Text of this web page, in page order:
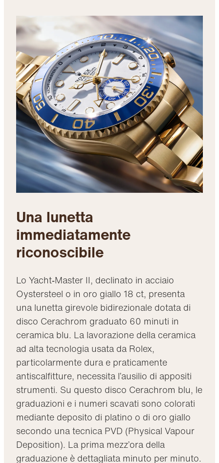
Una lunetta
immediatamente
riconoscibile
Lo Yacht‑Master II, declinato in acciaio
Oystersteel o in oro giallo 18 ct, presenta
una lunetta girevole bidirezionale dotata di
disco Cerachrom graduato 60 minuti in
ceramica blu. La lavorazione della ceramica
ad alta tecnologia usata da Rolex,
particolarmente dura e praticamente
antiscalfitture, necessita l’ausilio di appositi
strumenti. Su questo disco Cerachrom blu, le
graduazioni e i numeri scavati sono colorati
mediante deposito di platino o di oro giallo
secondo una tecnica PVD (Physical Vapour
Deposition). La prima mezz’ora della
graduazione è dettagliata minuto per minuto.